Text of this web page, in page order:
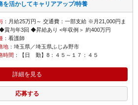
活かしてキャリアアップ/特養
：月給25万円～ 交通費：一部支給 ※月21,000円ま
賞与年3回 ◆昇給あり <年収例＞ 約400万円
：看護師
地：埼玉県／埼玉県ふじみ野市
時間 ：【日 勤】8：４５～１７：４５
詳細を見る
応募する